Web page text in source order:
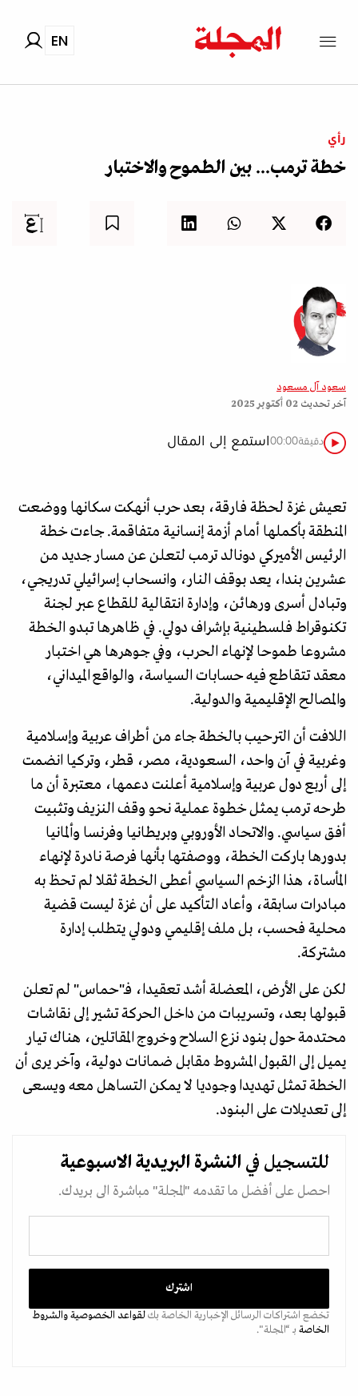
EN
رأي
خطة ترمب... بين الطموح والاختبار
سعود آل مسعود
آخر تحديث 02 أكتوبر 2025
استمع إلى المقال00:00دقيقة
تعيش غزة لحظة فارقة، بعد حرب أنهكت سكانها ووضعت
المنطقة بأكملها أمام أزمة إنسانية متفاقمة. جاءت خطة
الرئيس الأميركي دونالد ترمب لتعلن عن مسار جديد من
عشرين بندا، يعد بوقف النار، وانسحاب إسرائيلي تدريجي،
وتبادل أسرى ورهائن، وإدارة انتقالية للقطاع عبر لجنة
تكنوقراط فلسطينية بإشراف دولي. في ظاهرها تبدو الخطة
مشروعا طموحا لإنهاء الحرب، وفي جوهرها هي اختبار
معقد تتقاطع فيه حسابات السياسة، والواقع الميداني،
والمصالح الإقليمية والدولية.
اللافت أن الترحيب بالخطة جاء من أطراف عربية وإسلامية
وغربية في آن واحد، السعودية، مصر، قطر، وتركيا انضمت
إلى أربع دول عربية وإسلامية أعلنت دعمها، معتبرة أن ما
طرحه ترمب يمثل خطوة عملية نحو وقف النزيف وتثبيت
أفق سياسي. والاتحاد الأوروبي وبريطانيا وفرنسا وألمانيا
بدورها باركت الخطة، ووصفتها بأنها فرصة نادرة لإنهاء
المأساة، هذا الزخم السياسي أعطى الخطة ثقلا لم تحظ به
مبادرات سابقة، وأعاد التأكيد على أن غزة ليست قضية
محلية فحسب، بل ملف إقليمي ودولي يتطلب إدارة
مشتركة.
لكن على الأرض، المعضلة أشد تعقيدا، فـ"حماس" لم تعلن
قبولها بعد، وتسريبات من داخل الحركة تشير إلى نقاشات
محتدمة حول بنود نزع السلاح وخروج المقاتلين، هناك تيار
يميل إلى القبول المشروط مقابل ضمانات دولية، وآخر يرى أن
الخطة تمثل تهديدا وجوديا لا يمكن التساهل معه ويسعى
إلى تعديلات على البنود.
للتسجيل في النشرة البريدية الاسبوعية
احصل على أفضل ما تقدمه "المجلة" مباشرة الى بريدك.
تخضع اشتراكات الرسائل الإخبارية الخاصة بكلقواعد الخصوصيةوالشروط
الخاصة بـ “المجلة".